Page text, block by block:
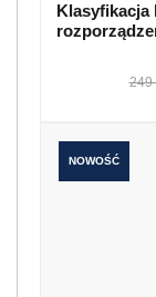
Klasyfikacja
249
NOWOŚĆ